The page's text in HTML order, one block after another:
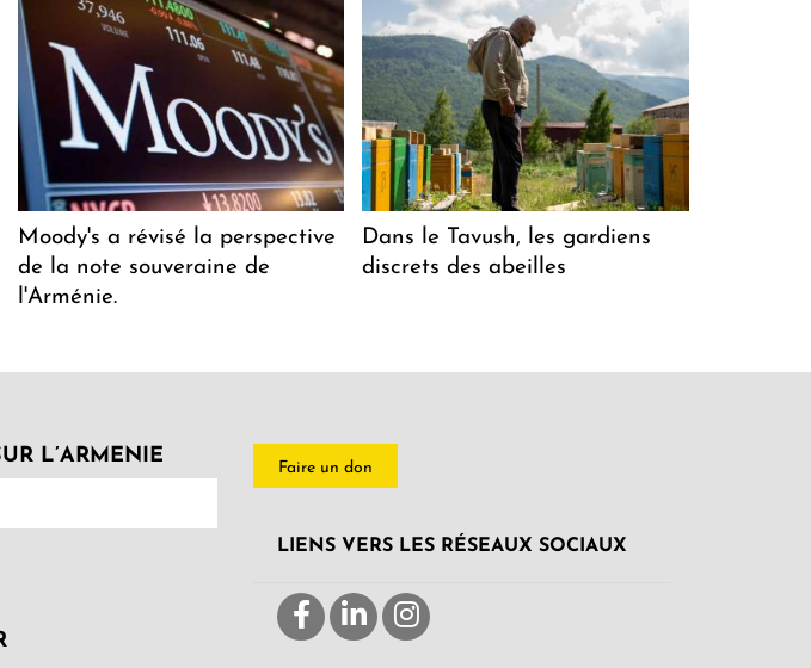
Moody's a révisé la perspective
de la note souveraine de
l'Arménie.
Dans le Tavush, les gardiens
discrets des abeilles
L’ARMENIE
Faire un don
LIENS VERS LES RÉSEAUX SOCIAUX